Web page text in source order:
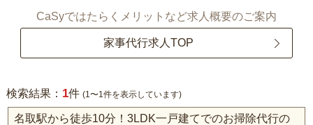
CaSyではたらくメリットなど求人概要のご案内
家事代行求人TOP
検索結果： 1件 (1〜1件を表示しています)
名取駅から徒歩10分！3LDK一戸建てでのお掃除代行の